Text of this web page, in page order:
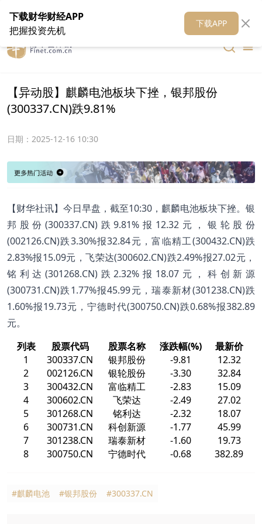
在线客服 关于我们 财华媒体矩阵 财华智库
【异动股】麒麟电池板块下挫，银邦股份
(300337.CN)跌9.81%
日期： 2025-12-16 10:30
【财华社讯】今日早盘，截至10:30，麒麟电池板块下挫。银
邦股份(300337.CN)跌9.81%报12.32元，银轮股份
(002126.CN)跌3.30%报32.84元，富临精工(300432.CN)跌
2.83%报15.09元，飞荣达(300602.CN)跌2.49%报27.02元，
铭利达(301268.CN)跌2.32%报18.07元，科创新源
(300731.CN)跌1.77%报45.99元，瑞泰新材(301238.CN)跌
1.60%报19.73元，宁德时代(300750.CN)跌0.68%报382.89
元。
列表
股票代码 股票名称 涨跌幅(%)
最新价
1
300337.CN 银邦股份 -9.81
12.32
2
002126.CN 银轮股份 -3.30
32.84
3
300432.CN 富临精工 -2.83
15.09
4
300602.CN 飞荣达 -2.49
27.02
5
301268.CN 铭利达 -2.32
18.07
6
300731.CN 科创新源 -1.77
45.99
7
301238.CN 瑞泰新材 -1.60
19.73
8
300750.CN 宁德时代 -0.68 382.89
#麒麟电池 #银邦股份 #300337.CN
下载财华财经APP
把握投资先机
下载APP